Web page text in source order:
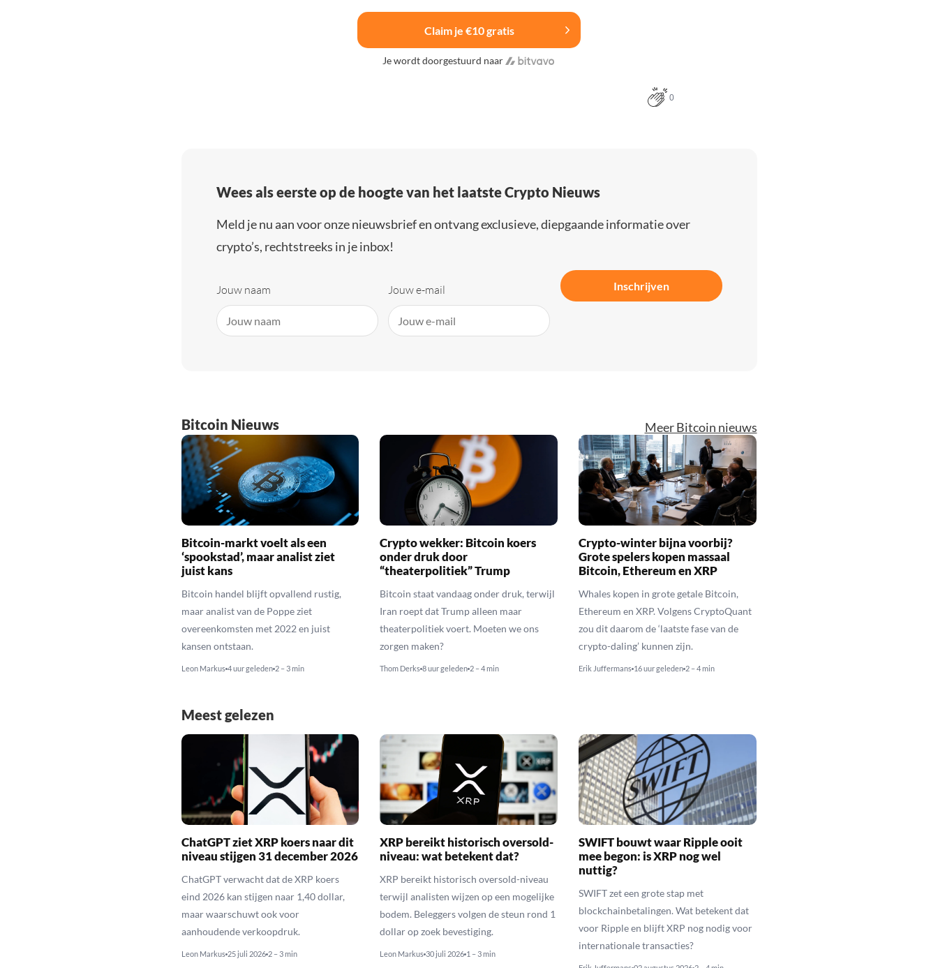
Claim je €10 gratis
Je wordt doorgestuurd naar
0
Wees als eerste op de hoogte van het laatste Crypto Nieuws
Meld je nu aan voor onze nieuwsbrief en ontvang exclusieve, diepgaande informatie over
crypto’s, rechtstreeks in je inbox!
Jouw naam Jouw e-mail Inschrijven
Bitcoin Nieuws Meer Bitcoin nieuws
Bitcoin-markt voelt als een
‘spookstad’, maar analist ziet
juist kans
Bitcoin handel blijft opvallend rustig,
maar analist van de Poppe ziet
overeenkomsten met 2022 en juist
kansen ontstaan.
Leon Markus 4 uur geleden 2 – 3 min
Crypto wekker: Bitcoin koers
onder druk door
“theaterpolitiek” Trump
Bitcoin staat vandaag onder druk, terwijl
Iran roept dat Trump alleen maar
theaterpolitiek voert. Moeten we ons
zorgen maken?
Thom Derks 8 uur geleden 2 – 4 min
Crypto-winter bijna voorbij?
Grote spelers kopen massaal
Bitcoin, Ethereum en XRP
Whales kopen in grote getale Bitcoin,
Ethereum en XRP. Volgens CryptoQuant
zou dit daarom de ‘laatste fase van de
crypto-daling’ kunnen zijn.
Erik Juffermans 16 uur geleden 2 – 4 min
Meest gelezen
ChatGPT ziet XRP koers naar dit
niveau stijgen 31 december 2026
ChatGPT verwacht dat de XRP koers
eind 2026 kan stijgen naar 1,40 dollar,
maar waarschuwt ook voor
aanhoudende verkoopdruk.
Leon Markus 25 juli 2026 2 – 3 min
XRP bereikt historisch oversold-
niveau: wat betekent dat?
XRP bereikt historisch oversold-niveau
terwijl analisten wijzen op een mogelijke
bodem. Beleggers volgen de steun rond 1
dollar op zoek bevestiging.
Leon Markus 30 juli 2026 1 – 3 min
SWIFT bouwt waar Ripple ooit
mee begon: is XRP nog wel
nuttig?
SWIFT zet een grote stap met
blockchainbetalingen. Wat betekent dat
voor Ripple en blijft XRP nog nodig voor
internationale transacties?